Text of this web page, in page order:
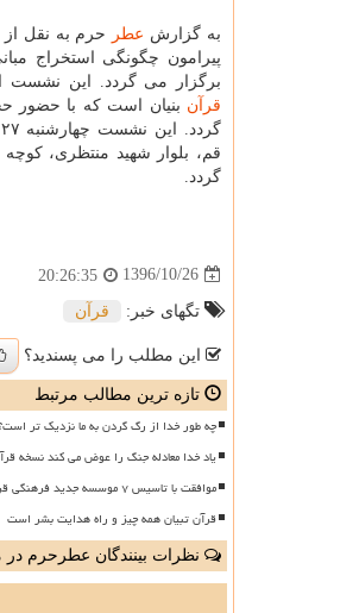
به گزارش عطر
حرم به نقل
پیرامون چگونگی استخراج
برگزار می گردد. این نشست
قرآن بنیان است كه با حضور
گردد.
1396/10/26
20:26:35
تگهای خبر: قرآن
این مطلب را می پسندید؟
تازه ترین مطالب مرتبط
چه طور خدا از رگ گردن به ما نزدیک تر
یاد خدا معادله جنگ را عوض می کند نسخه
موافقت با تاسیس ۷ موسسه جدید فرهنگی قرآن و عترت
قرآن تبیان همه چیز و راه هدایت بشر است
نظرات بینندگان عطرحرم